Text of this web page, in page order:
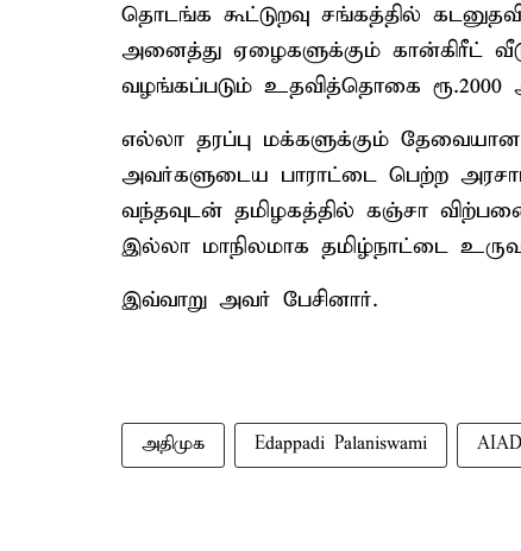
தொடங்க கூட்டுறவு சங்கத்தில்
அனைத்து ஏழைகளுக்கும் கான்கிரீட்
வழங்கப்படும் உதவித்தொகை
எல்லா தரப்பு மக்களுக்கும்
அவர்களுடைய பாராட்டை பெற்ற
வந்தவுடன் தமிழகத்தில் கஞ்சா
இல்லா மாநிலமாக தமிழ்நாட்டை
இவ்வாறு அவர் பேசினார்.
அதிமுக Edappadi Palaniswami